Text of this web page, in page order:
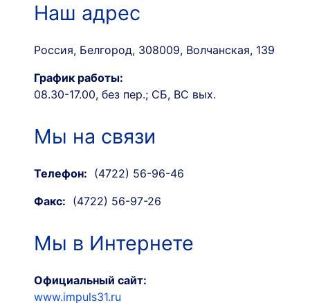
Наш адрес
Россия, Белгород, 308009, Волчанская, 139
График работы:
08.30-17.00, без пер.; СБ, ВС вых.
Мы на связи
Телефон: (4722) 56-96-46
Факс: (4722) 56-97-26
Мы в Интернете
Официальный сайт:
www.impuls31.ru